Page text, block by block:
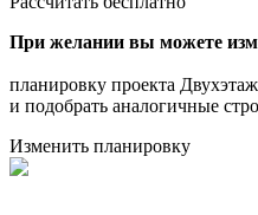
При желании вы можете
планировку проекта
и подобрать аналогичные
Изменить планировку